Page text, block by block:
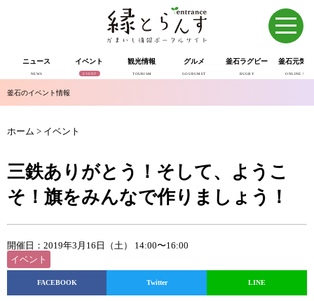
ニュース
NEWS
イベント
EVENT
観光情報
TOURISM
グルメ
GOURUMET
釜石ラグビー
RUGBY
釜石元気
ONLINE SHOP
釜石のイベント情報
ホーム > イベント
三鉄ありがとう！そして、ようこ
そ！旗をみんなで作りましょう！
開催日：2019年3月16日（土） 14:00〜16:00
イベント
FACEBOOK Twitter LINE